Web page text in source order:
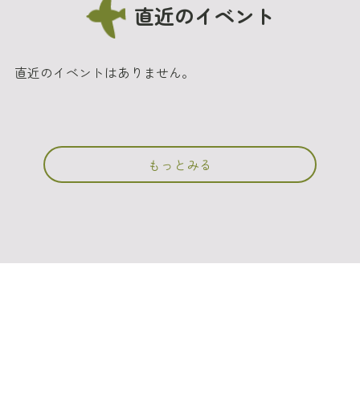
直近のイベント
直近のイベントはありません。
もっとみる